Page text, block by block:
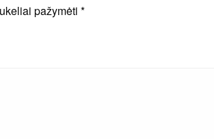
pažymėti *